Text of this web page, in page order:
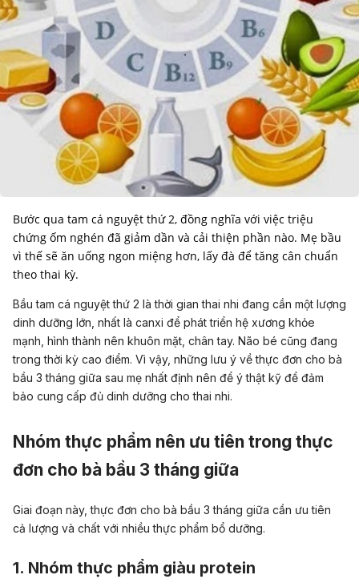
Bước qua tam cá nguyệt thứ 2, đồng nghĩa với việc triệu
chứng ốm nghén đã giảm dần và cải thiện phần nào. Mẹ bầu
vì thế sẽ ăn uống ngon miệng hơn, lấy đà để tăng cân chuẩn
theo thai kỳ.
Bầu tam cá nguyệt thứ 2 là thời gian thai nhi đang cần một lượng
dinh dưỡng lớn, nhất là canxi để phát triển hệ xương khỏe
mạnh, hình thành nên khuôn mặt, chân tay. Não bé cũng đang
trong thời kỳ cao điểm. Vì vậy, những lưu ý về thực đơn cho bà
bầu 3 tháng giữa sau mẹ nhất định nên để ý thật kỹ để đảm
bảo cung cấp đủ dinh dưỡng cho thai nhi.
Nhóm thực phẩm nên ưu tiên trong thực
đơn cho bà bầu 3 tháng giữa
Giai đoạn này, thực đơn cho bà bầu 3 tháng giữa cần ưu tiên
cả lượng và chất với nhiều thực phẩm bổ dưỡng.
1. Nhóm thực phẩm giàu protein